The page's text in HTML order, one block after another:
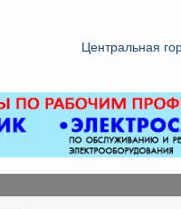
Центральная